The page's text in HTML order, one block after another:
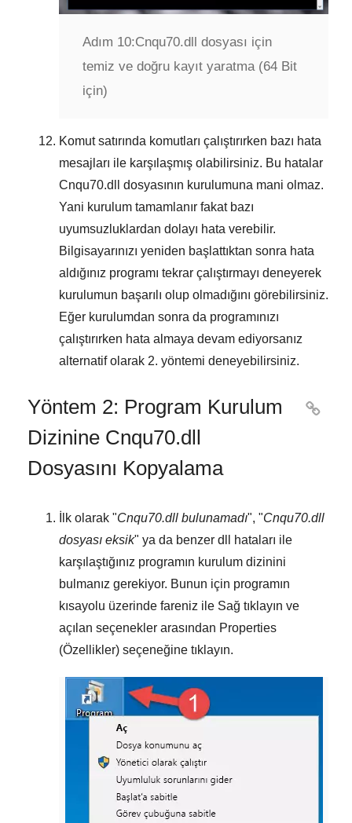
Adım 10:Cnqu70.dll dosyası için
temiz ve doğru kayıt yaratma (64 Bit
için)
Komut satırında komutları çalıştırırken bazı hata
mesajları ile karşılaşmış olabilirsiniz. Bu hatalar
Cnqu70.dll
dosyasının kurulumuna mani olmaz.
Yani kurulum tamamlanır fakat bazı
uyumsuzluklardan dolayı hata verebilir.
Bilgisayarınızı yeniden başlattıktan sonra hata
aldığınız programı tekrar çalıştırmayı deneyerek
kurulumun başarılı olup olmadığını görebilirsiniz.
Eğer kurulumdan sonra da programınızı
çalıştırırken hata almaya devam ediyorsanız
alternatif olarak 2. yöntemi deneyebilirsiniz.
Yöntem 2: Program Kurulum
Dizinine Cnqu70.dll
Dosyasını Kopyalama

İlk olarak "Cnqu70.dll bulunamadı", "Cnqu70.dll
dosyası eksik" ya da benzer dll hataları ile
karşılaştığınız programın kurulum dizinini
bulmanız gerekiyor. Bunun için programın
kısayolu üzerinde fareniz ile Sağ tıklayın ve
açılan seçenekler arasından Properties
(Özellikler) seçeneğine tıklayın.